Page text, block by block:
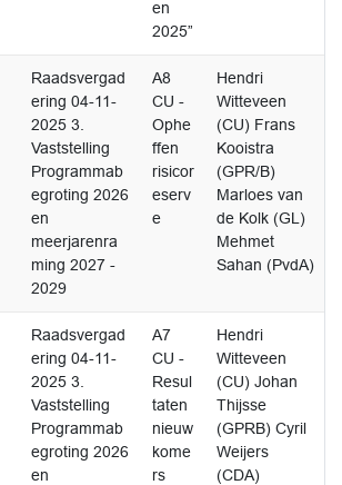
en
2025”
Raadsvergad
ering 04-11-
2025 3.
Vaststelling
Programmab
egroting 2026
en
meerjarenra
ming 2027 -
2029
A8
CU -
Ophe
ffen
risicor
eserv
e
Hendri
Witteveen
(CU) Frans
Kooistra
(GPR/B)
Marloes van
de Kolk (GL)
Mehmet
Sahan (PvdA)
Raadsvergad
ering 04-11-
2025 3.
Vaststelling
Programmab
egroting 2026
en
A7
CU -
Resul
taten
nieuw
kome
rs
Hendri
Witteveen
(CU) Johan
Thijsse
(GPRB) Cyril
Weijers
(CDA)